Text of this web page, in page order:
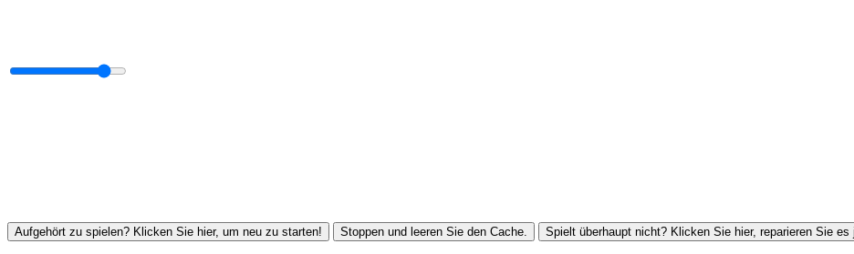
Aufgehört zu spielen? Klicken Sie hier, um neu zu starten! Stoppen und leeren Sie den Cache. Spielt überhaupt nicht? Klicken Sie hier, reparieren Sie es